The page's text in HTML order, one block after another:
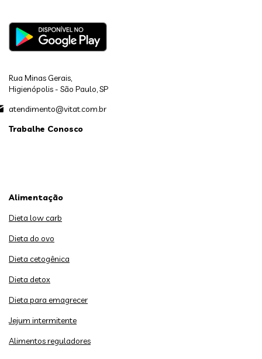
Rua Minas Gerais,
Higienópolis - São Paulo, SP
atendimento@vitat.com.br
Trabalhe Conosco
Alimentação
Dieta low carb
Dieta do ovo
Dieta cetogênica
Dieta detox
Dieta para emagrecer
Jejum intermitente
Alimentos reguladores